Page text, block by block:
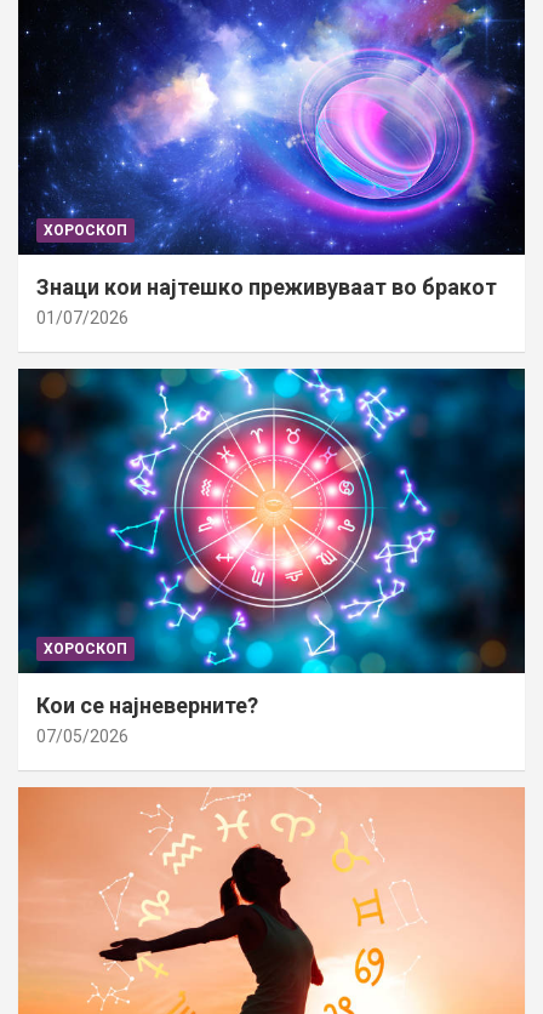
ХОРОСКОП
Знаци кои најтешко преживуваат во бракот
01/07/2026
ХОРОСКОП
Кои се најневерните?
07/05/2026